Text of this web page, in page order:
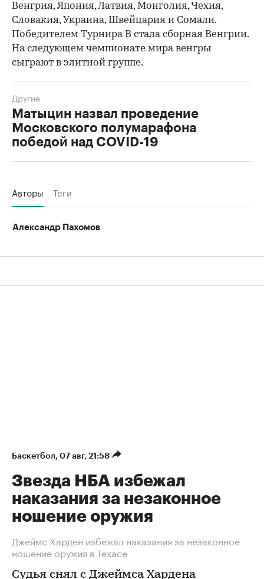
Венгрия, Япония, Латвия, Монголия, Чехия,
Словакия, Украина, Швейцария и Сомали.
Победителем Турнира B стала сборная Венгрии.
На следующем чемпионате мира венгры
сыграют в элитной группе.
Матыцин назвал проведение
Московского полумарафона
победой над COVID-19
Другие
Авторы Теги
Александр Пахомов
Баскетбол⁠, 07 авг, 21:58
Звезда НБА избежал
наказания за незаконное
ношение оружия
Джеймс Харден избежал наказания за незаконное
ношение оружия в Техасе
Судья снял с Джеймса Хардена